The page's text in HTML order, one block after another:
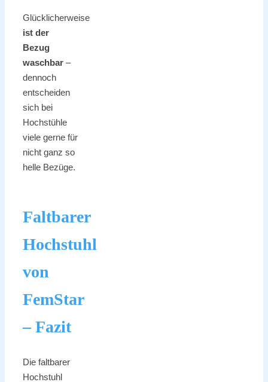
Glücklicherweise
ist der
Bezug
waschbar –
dennoch
entscheiden
sich bei
Hochstühle
viele gerne für
nicht ganz so
helle Bezüge.
Faltbarer
Hochstuhl
von
FemStar
– Fazit
Die faltbarer
Hochstuhl